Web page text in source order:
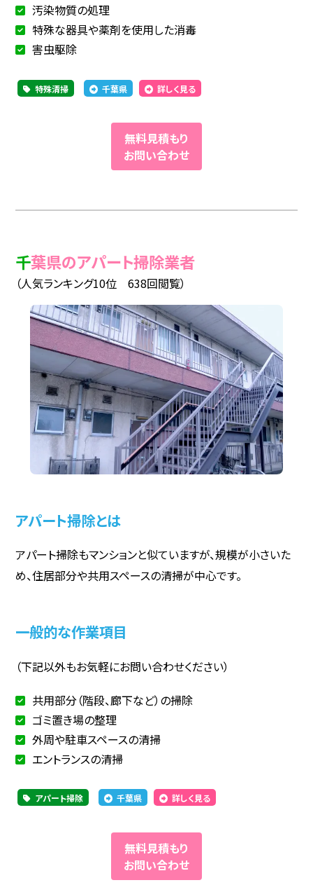
汚染物質の処理
特殊な器具や薬剤を使用した消毒
害虫駆除
特殊清掃 千葉県 詳しく見る
無料見積もり
お問い合わせ
千葉県のアパート掃除業者
（人気ランキング10位 638回閲覧）
アパート掃除とは
アパート掃除もマンションと似ていますが、規模が小さいた
め、住居部分や共用スペースの清掃が中心です。
一般的な作業項目
（下記以外もお気軽にお問い合わせください）
共用部分（階段、廊下など）の掃除
ゴミ置き場の整理
外周や駐車スペースの清掃
エントランスの清掃
アパート掃除 千葉県 詳しく見る
無料見積もり
お問い合わせ